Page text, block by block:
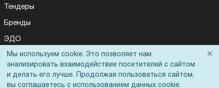
Тендеры
Бренды
ЭДО
Помощь
Мы используем cookie. Это позволяет нам
анализировать взаимодействие посетителей с сайтом
и делать его лучше. Продолжая пользоваться сайтом,
вы соглашаетесь с использованием данных cookie.
×